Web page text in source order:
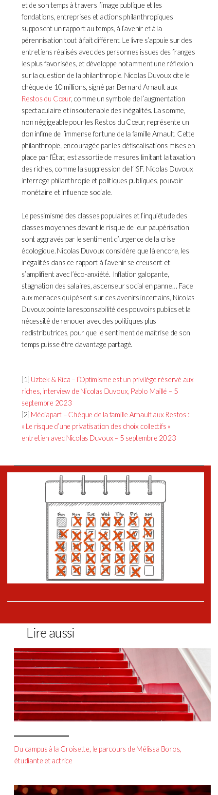
et de son temps à travers l’image publique et les
fondations, entreprises et actions philanthropiques
supposent un rapport au temps, à l’avenir et à la
pérennisation tout à fait différent. Le livre s’appuie sur des
entretiens réalisés avec des personnes issues des franges
les plus favorisées, et développe notamment une réflexion
sur la question de la philanthropie. Nicolas Duvoux cite le
chèque de 10 millions, signé par Bernard Arnault aux
Restos du Cœur, comme un symbole de l’augmentation
spectaculaire et insoutenable des inégalités. La somme,
non négligeable pour les Restos du Cœur, représente un
don infime de l’immense fortune de la famille Arnault. Cette
philanthropie, encouragée par les défiscalisations mises en
place par l’État, est assortie de mesures limitant la taxation
des riches, comme la suppression de l’ISF. Nicolas Duvoux
interroge philanthropie et politiques publiques, pouvoir
monétaire et influence sociale.
Le pessimisme des classes populaires et l’inquiétude des
classes moyennes devant le risque de leur paupérisation
sont aggravés par le sentiment d’urgence de la crise
écologique. Nicolas Duvoux considère que là encore, les
inégalités dans ce rapport à l’avenir se creusent et
s’amplifient avec l’éco-anxiété. Inflation galopante,
stagnation des salaires, ascenseur social en panne… Face
aux menaces qui pèsent sur ces avenirs incertains, Nicolas
Duvoux pointe la responsabilité des pouvoirs publics et la
nécessité de renouer avec des politiques plus
redistributrices, pour que le sentiment de maîtrise de son
temps puisse être davantage partagé.
[1] Uzbek & Rica – l’Optimisme est un privilège réservé aux
riches, interview de Nicolas Duvoux, Pablo Maillé – 5
septembre 2023
[2] Médiapart – Chèque de la famille Arnault aux Restos :
« Le risque d’une privatisation des choix collectifs »
entretien avec Nicolas Duvoux – 5 septembre 2023
Lire aussi
Du campus à la Croisette, le parcours de Mélissa Boros,
étudiante et actrice